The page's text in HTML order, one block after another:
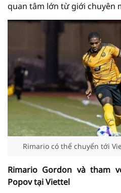
quan tâm lớn từ giới chuyên
Rimario có thể chuyển tới
Rimario Gordon và tham
Popov tại Viettel